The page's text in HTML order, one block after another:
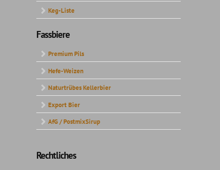
Keg-Liste
Fassbiere
Premium Pils
Hefe-Weizen
Naturtrübes Kellerbier
Export Bier
AfG / PostmixSirup
Rechtliches